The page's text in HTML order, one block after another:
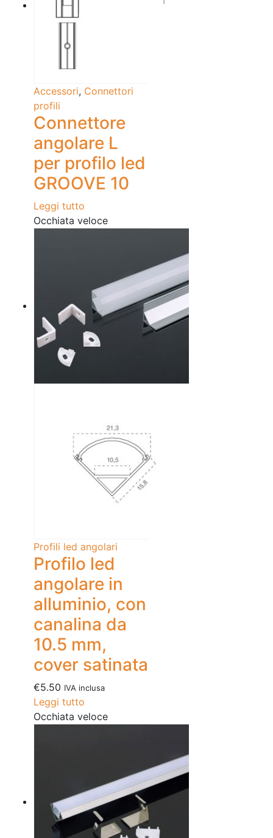
Accessori, Connettori
profili
Connettore
angolare L
per profilo led
GROOVE 10
Leggi tutto
Occhiata veloce
Profili led angolari
Profilo led
angolare in
alluminio, con
canalina da
10.5 mm,
cover satinata
€5.50 IVA inclusa
Leggi tutto
Occhiata veloce